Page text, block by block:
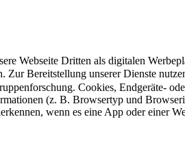
Webseite Dritten als digitalen
Zur Bereitstellung unserer Dienste
Cookies, Endgeräte-
(z. B. Browsertyp und
wenn es eine App oder einer